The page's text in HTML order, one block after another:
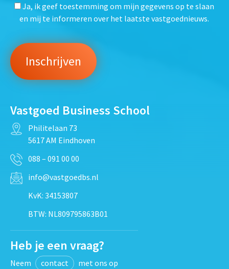
Ja, ik geef toestemming om mijn gegevens op te slaan
en mij te informeren over het laatste vastgoednieuws.
Vastgoed Business School
Philitelaan 73
5617 AM Eindhoven
088 – 091 00 00
info@vastgoedbs.nl
KvK: 34153807
BTW: NL809795863B01
Heb je een vraag?
Neem contact met ons op